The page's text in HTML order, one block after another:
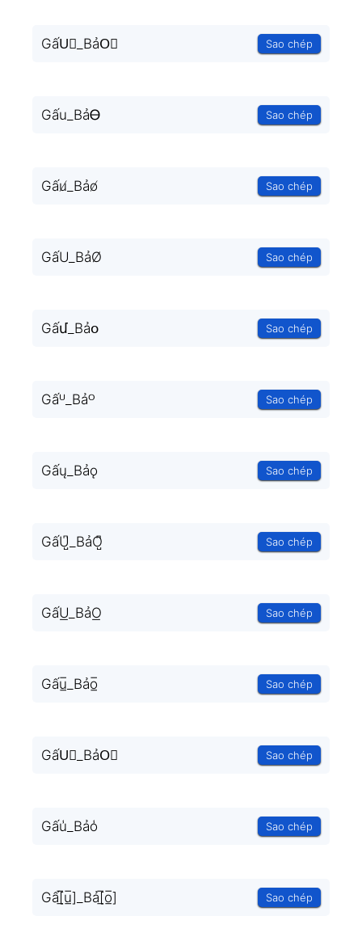
GấU⃒_BảO⃒ Sao chép
Gấu_BảᎾ Sao chép
Gấu̸_Bảo̸ Sao chép
GấU_BảØ Sao chép
Gấմ_Bảօ Sao chép
Gấᵁ_Bảᴼ Sao chép
Gấų_Bảǫ Sao chép
GấU̺͆_BảO̺͆ Sao chép
GấU͟_BảO͟ Sao chép
Gấu̲̅_Bảo̲̅ Sao chép
GấU⃣_BảO⃣ Sao chép
Gấu̾_Bảo̾ Sao chép
Gấ[̲̅u̲̅]_Bả[̲̅o̲̅] Sao chép